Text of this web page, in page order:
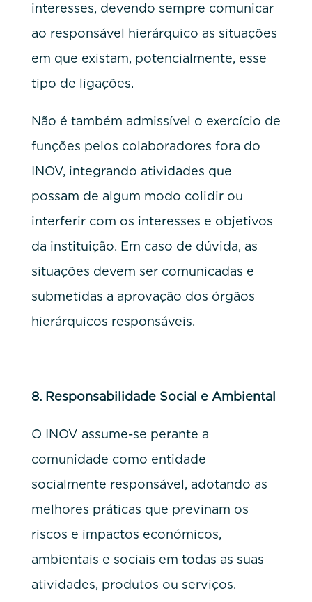
interesses, devendo sempre comunicar
ao responsável hierárquico as situações
em que existam, potencialmente, esse
tipo de ligações.
Não é também admissível o exercício de
funções pelos colaboradores fora do
INOV, integrando atividades que
possam de algum modo colidir ou
interferir com os interesses e objetivos
da instituição. Em caso de dúvida, as
situações devem ser comunicadas e
submetidas a aprovação dos órgãos
hierárquicos responsáveis.
8. Responsabilidade Social e Ambiental
O INOV assume-se perante a
comunidade como entidade
socialmente responsável, adotando as
melhores práticas que previnam os
riscos e impactos económicos,
ambientais e sociais em todas as suas
atividades, produtos ou serviços.